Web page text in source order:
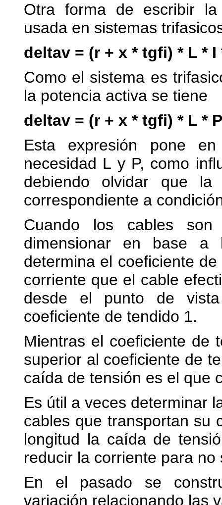
Otra forma de escribir la
usada en sistemas
deltav = (r + x * tgfi) * L * I
Como el sistema es
la potencia activa se tiene
deltav = (r + x * tgfi) * L *
Esta expresión pone
necesidad L y P, como
debiendo olvidar que
correspondiente a
Cuando los cables son
dimensionar en base
determina el coeficiente
corriente que el cable
desde el punto de
coeficiente de tendido 1.
Mientras el coeficiente de
superior al coeficiente de
caída de tensión es el que
Es útil a veces determinar
cables que transportan su
longitud la caída de
reducir la corriente para
En el pasado se
variación relacionando las